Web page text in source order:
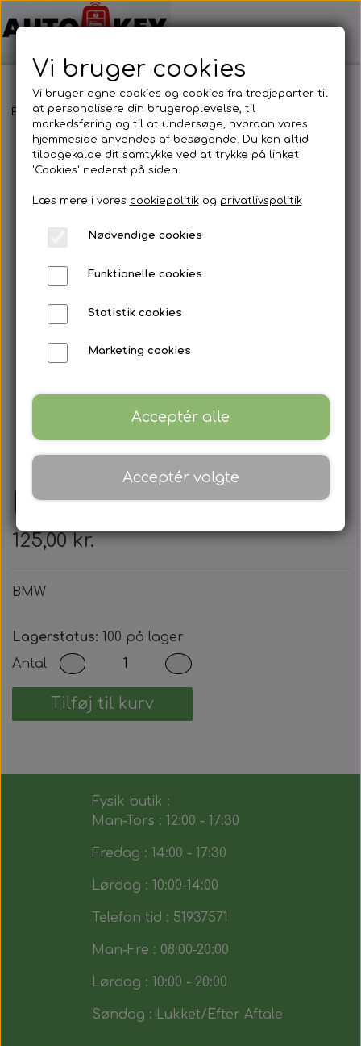
Forside Motorcykel nøgler BMW BMW
BMW
125,00 kr.
BMW
Lagerstatus: 100 på lager
Antal
Tilføj til kurv
Fysik butik :
Man-Tors : 12:00 - 17:30
Fredag : 14:00 - 17:30
Lørdag : 10:00-14:00
Telefon tid : 51937571
Man-Fre : 08:00-20:00
Lørdag : 10:00 - 20:00
Søndag : Lukket/Efter Aftale
Vi bruger cookies
Vi bruger egne cookies og cookies fra tredjeparter til
at personalisere din brugeroplevelse, til
markedsføring og til at undersøge, hvordan vores
hjemmeside anvendes af besøgende. Du kan altid
tilbagekalde dit samtykke ved at trykke på linket
'Cookies' nederst på siden.
Læs mere i vores cookiepolitikog privatlivspolitik
Nødvendige cookies
Funktionelle cookies
Statistik cookies
Marketing cookies
Acceptér alle
Acceptér valgte